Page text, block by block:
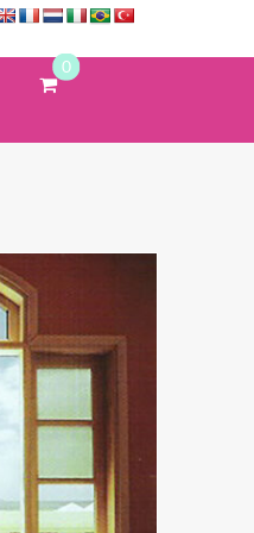
0
QUICK VIEW